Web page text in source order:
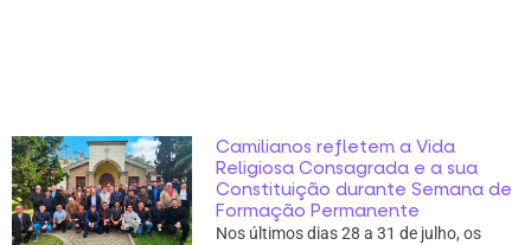
Camilianos refletem a Vida
Religiosa Consagrada e a sua
Constituição durante Semana de
Formação Permanente
Nos últimos dias 28 a 31 de julho, os